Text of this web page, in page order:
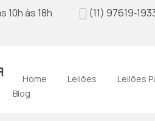
10h às 18h (11)‪
Home Leilões Leilões
Blog